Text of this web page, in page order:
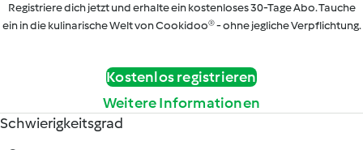
Registriere dich jetzt und erhalte ein kostenloses 30-Tage Abo. Tauche
ein in die kulinarische Welt von Cookidoo® - ohne jegliche Verpflichtung.
Kostenlos registrieren
Weitere Informationen
Schwierigkeitsgrad